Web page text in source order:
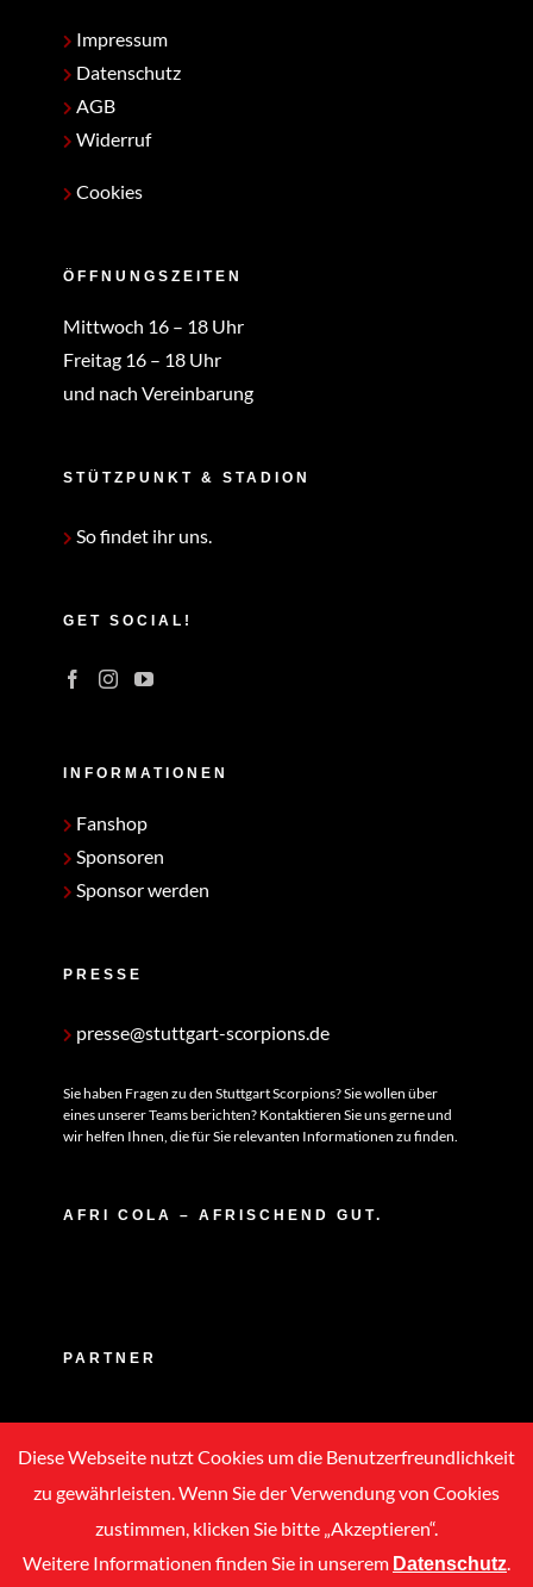
Impressum
Datenschutz
AGB
Widerruf
Cookies
ÖFFNUNGSZEITEN
Mittwoch 16 – 18 Uhr
Freitag 16 – 18 Uhr
und nach Vereinbarung
STÜTZPUNKT & STADION
So findet ihr uns.
GET SOCIAL!
INFORMATIONEN
Fanshop
Sponsoren
Sponsor werden
PRESSE
presse@stuttgart-scorpions.de
Sie haben Fragen zu den Stuttgart Scorpions? Sie wollen über
eines unserer Teams berichten? Kontaktieren Sie uns gerne und
wir helfen Ihnen, die für Sie relevanten Informationen zu finden.
AFRI COLA – AFRISCHEND GUT.
PARTNER
Diese Webseite nutzt Cookies um die Benutzerfreundlichkeit
zu gewährleisten. Wenn Sie der Verwendung von Cookies
zustimmen, klicken Sie bitte „Akzeptieren“.
Weitere Informationen finden Sie in unserem Datenschutz.